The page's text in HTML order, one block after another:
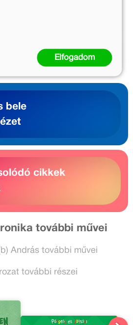
Kosárba
bele
cikkek
további művei
András további művei
további részei
Elfogadom